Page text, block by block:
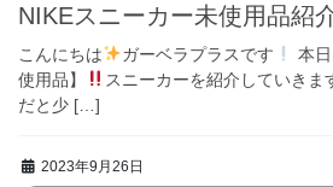
NIKEスニーカー未使用品紹
こんにちは ガーベラプラスです
本
使用品】
スニーカーを紹介していきま
だと少 […]
2023年9月26日